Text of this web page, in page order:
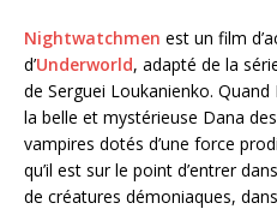
Nightwatchmen est un film
d’Underworld, adapté de la
de Serguei Loukanienko.
la belle et mystérieuse Dana
vampires dotés d’une force
qu’il est sur le point d’entrer
de créatures démoniaques,